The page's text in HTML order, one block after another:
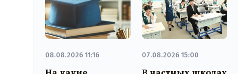
08.08.2026 11:16 07.08.2026 15:00